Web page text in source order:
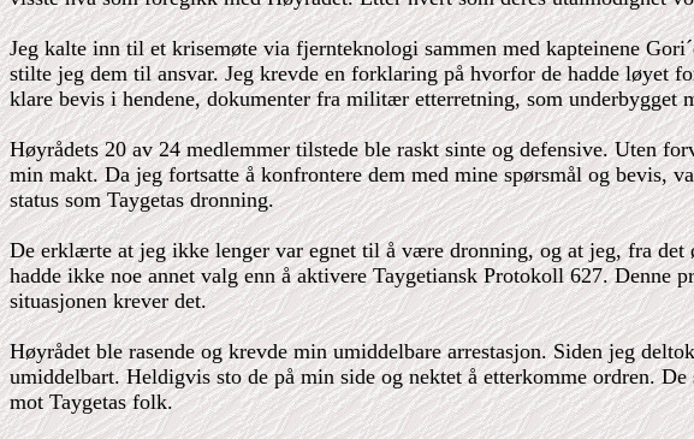
Jeg kalte inn til et krisemøte via fjernteknologi sammen med kapteinene
stilte jeg dem til ansvar. Jeg krevde en forklaring på hvorfor de hadde løyet
klare bevis i hendene, dokumenter fra militær etterretning, som underbygget
Høyrådets 20 av 24 medlemmer tilstede ble raskt sinte og defensive. Uten
min makt. Da jeg fortsatte å konfrontere dem med mine spørsmål og bevis,
status som Taygetas dronning.
De erklærte at jeg ikke lenger var egnet til å være dronning, og at jeg, fra det
hadde ikke noe annet valg enn å aktivere Taygetiansk Protokoll 627.
situasjonen krever det.
Høyrådet ble rasende og krevde min umiddelbare arrestasjon. Siden jeg
umiddelbart. Heldigvis sto de på min side og nektet å etterkomme ordren.
mot Taygetas folk.